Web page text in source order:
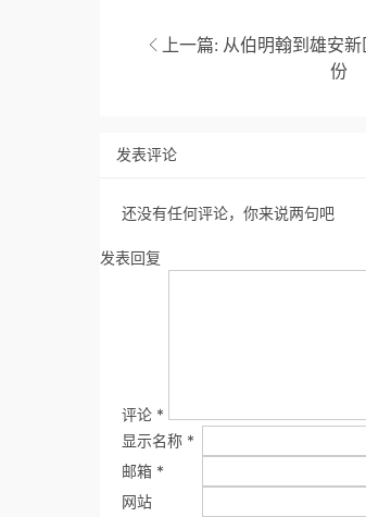
上一篇: 从伯明翰到雄安
份
发表评论
还没有任何评论，你来说两句吧
发表回复
评论 *
显示名称 *
邮箱 *
网站